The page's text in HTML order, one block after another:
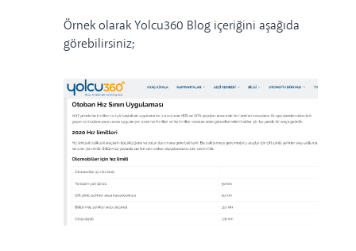
Örnek olarakYolcu360 Blog içeriğini aşağıda
görebilirsiniz;